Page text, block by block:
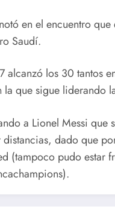
en el encuentro
Saudí.
alcanzó los 30 tantos
que sigue liderando
a Lionel Messi
dado que
(tampoco pudo estar